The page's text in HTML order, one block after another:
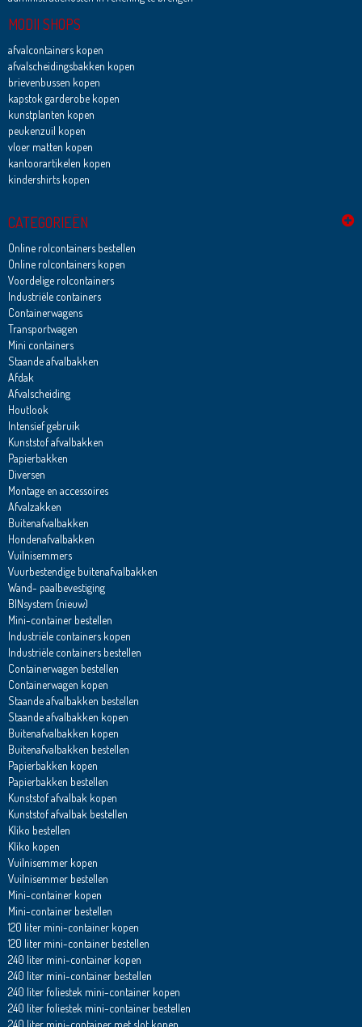
MODII SHOPS
afvalcontainers kopen
afvalscheidingsbakken kopen
brievenbussen kopen
kapstok garderobe kopen
kunstplanten kopen
peukenzuil kopen
vloer matten kopen
kantoorartikelen kopen
kindershirts kopen
CATEGORIEËN
Online rolcontainers bestellen
Online rolcontainers kopen
Voordelige rolcontainers
Industriële containers
Containerwagens
Transportwagen
Mini containers
Staande afvalbakken
Afdak
Afvalscheiding
Houtlook
Intensief gebruik
Kunststof afvalbakken
Papierbakken
Diversen
Montage en accessoires
Afvalzakken
Buitenafvalbakken
Hondenafvalbakken
Vuilnisemmers
Vuurbestendige buitenafvalbakken
Wand- paalbevestiging
BINsystem (nieuw)
Mini-container bestellen
Industriële containers kopen
Industriële containers bestellen
Containerwagen bestellen
Containerwagen kopen
Staande afvalbakken bestellen
Staande afvalbakken kopen
Buitenafvalbakken kopen
Buitenafvalbakken bestellen
Papierbakken kopen
Papierbakken bestellen
Kunststof afvalbak kopen
Kunststof afvalbak bestellen
Kliko bestellen
Kliko kopen
Vuilnisemmer kopen
Vuilnisemmer bestellen
Mini-container kopen
Mini-container bestellen
120 liter mini-container kopen
120 liter mini-container bestellen
240 liter mini-container kopen
240 liter mini-container bestellen
240 liter foliestek mini-container kopen
240 liter foliestek mini-container bestellen